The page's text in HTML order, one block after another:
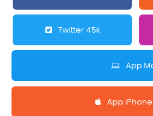
Twitter 45k
App
App